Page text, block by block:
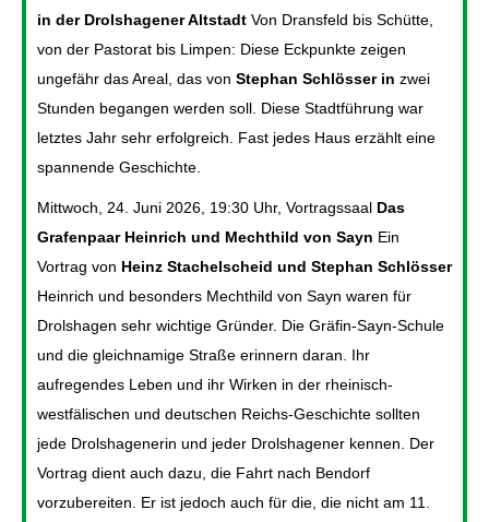
in der Drolshagener Altstadt Von Dransfeld bis Schütte,
von der Pastorat bis Limpen: Diese Eckpunkte zeigen
ungefähr das Areal, das von Stephan Schlösser in zwei
Stunden begangen werden soll. Diese Stadtführung war
letztes Jahr sehr erfolgreich. Fast jedes Haus erzählt eine
spannende Geschichte.
Mittwoch, 24. Juni 2026, 19:30 Uhr, Vortragssaal Das
Grafenpaar Heinrich und Mechthild von Sayn Ein
Vortrag von Heinz Stachelscheid und Stephan Schlösser
Heinrich und besonders Mechthild von Sayn waren für
Drolshagen sehr wichtige Gründer. Die Gräfin-Sayn-Schule
und die gleichnamige Straße erinnern daran. Ihr
aufregendes Leben und ihr Wirken in der rheinisch-
westfälischen und deutschen Reichs-Geschichte sollten
jede Drolshagenerin und jeder Drolshagener kennen. Der
Vortrag dient auch dazu, die Fahrt nach Bendorf
vorzubereiten. Er ist jedoch auch für die, die nicht am 11.